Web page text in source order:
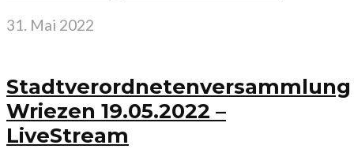
31. Mai 2022
Stadtverordnetenversammlung
Wriezen 19.05.2022 –
LiveStream